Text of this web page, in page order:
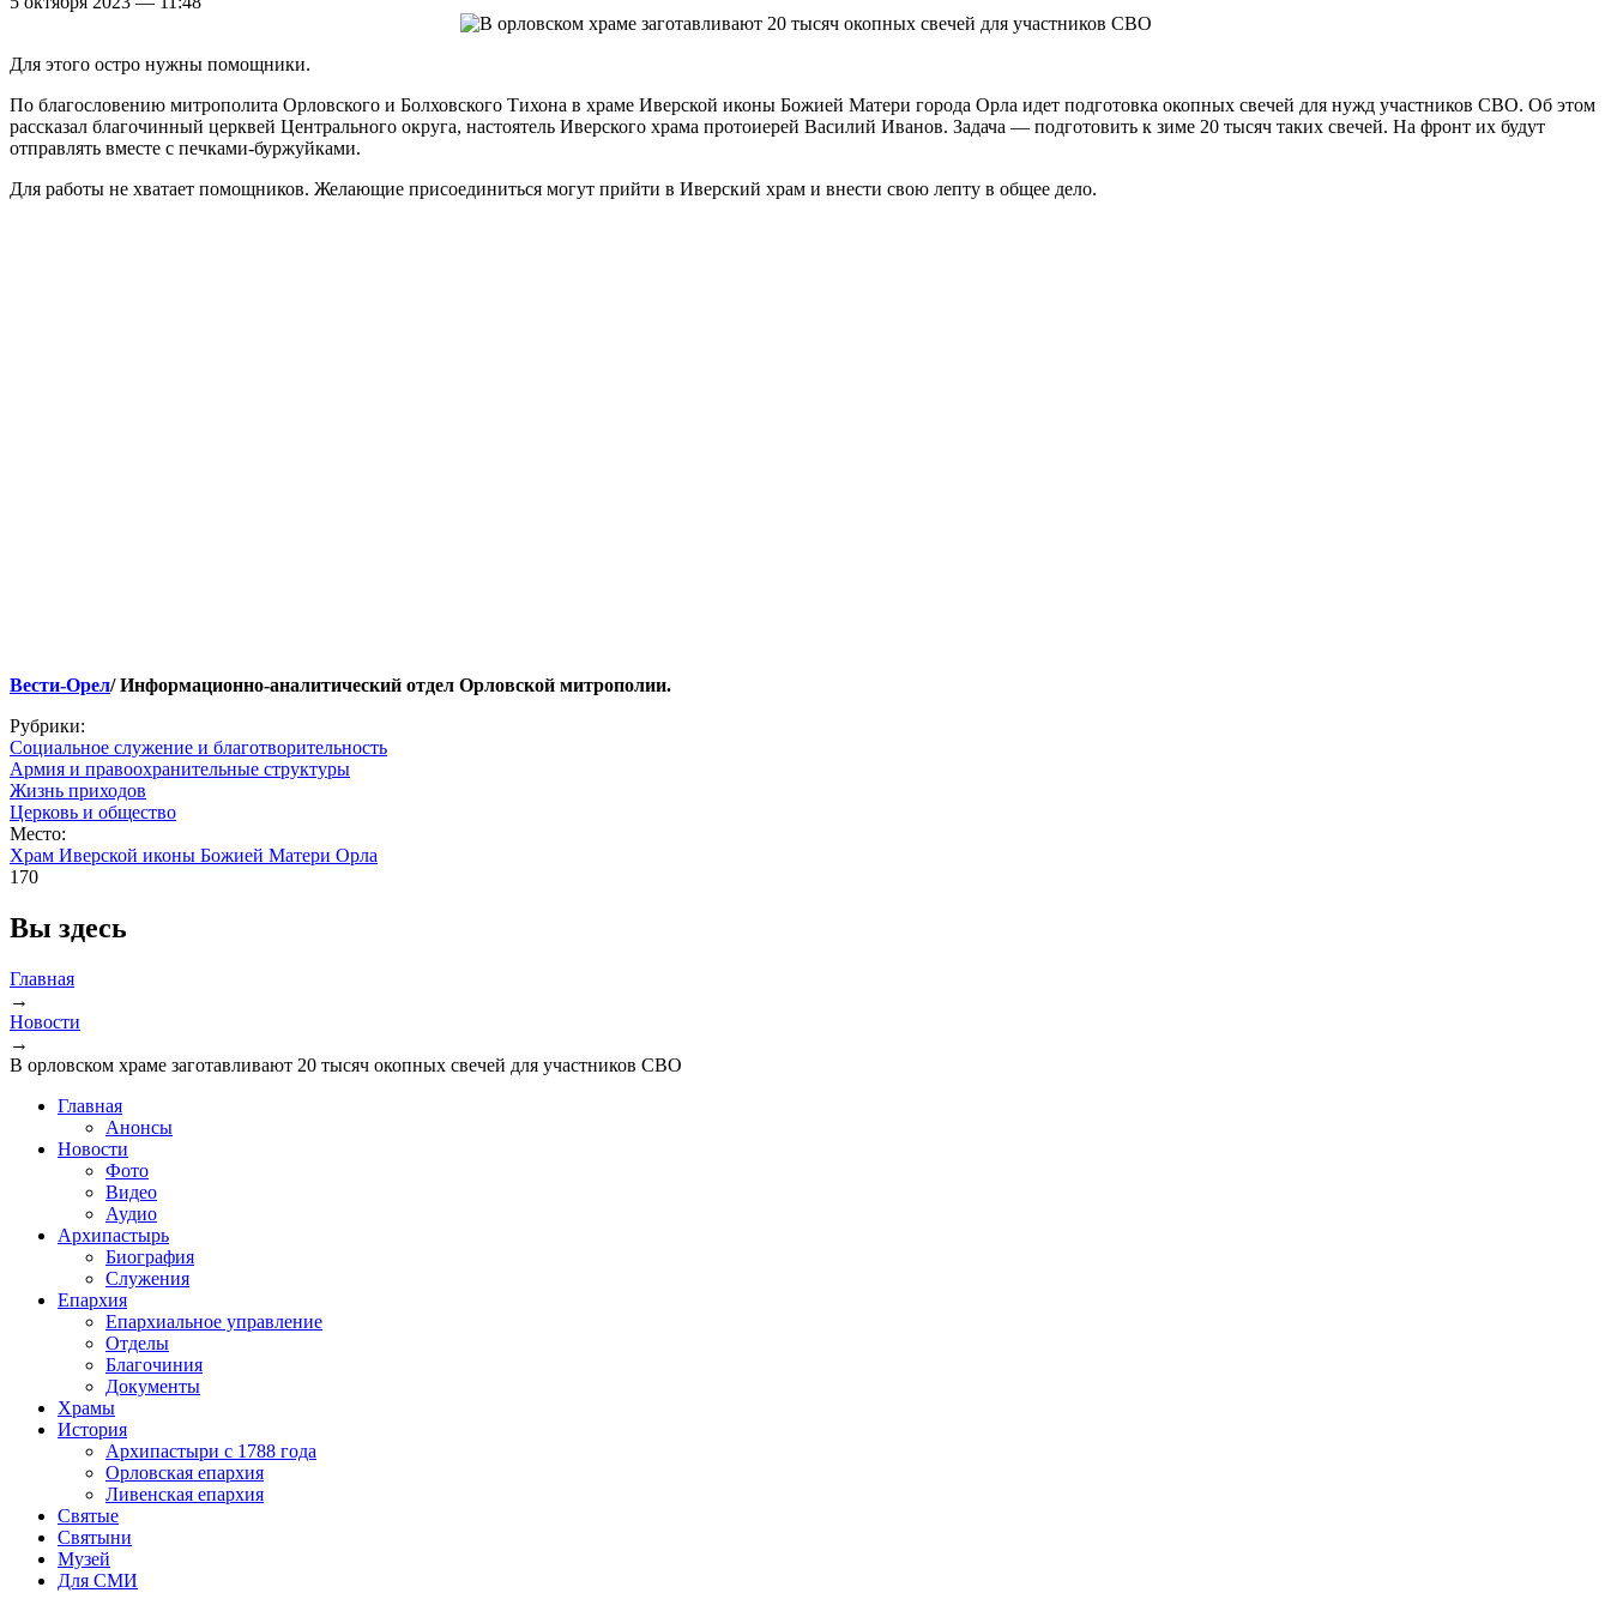
Для этого остро нужны помощники.
По благословению митрополита Орловского и Болховского Тихона в храме Иверской иконы Божией Матери города Орла идет подготовка окопных свечей для нужд участников СВО. Об этом
рассказал благочинный церквей Центрального округа, настоятель Иверского храма протоиерей Василий Иванов. Задача — подготовить к зиме 20 тысяч таких свечей. На фронт их будут
отправлять вместе с печками-буржуйками.
Для работы не хватает помощников. Желающие присоединиться могут прийти в Иверский храм и внести свою лепту в общее дело.
Вести-Орел/ Информационно-аналитический отдел Орловской митрополии.
Рубрики:
Социальное служение и благотворительность
Армия и правоохранительные структуры
Жизнь приходов
Церковь и общество
Место:
Храм Иверской иконы Божией Матери Орла
170
Вы здесь
Главная
→
Новости
→
В орловском храме заготавливают 20 тысяч окопных свечей для участников СВО
Главная
Анонсы
Новости
Фото
Видео
Аудио
Архипастырь
Биография
Служения
Епархия
Епархиальное управление
Отделы
Благочиния
Документы
Храмы
История
Архипастыри с 1788 года
Орловская епархия
Ливенская епархия
Святые
Святыни
Музей
Для СМИ